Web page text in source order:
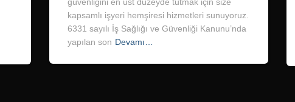
kapsamlı işyeri hemşiresi hizmetleri sunuyoruz.
6331 sayılı İş Sağlığı ve Güvenliği Kanunu’nda
yapılan son Devamı…